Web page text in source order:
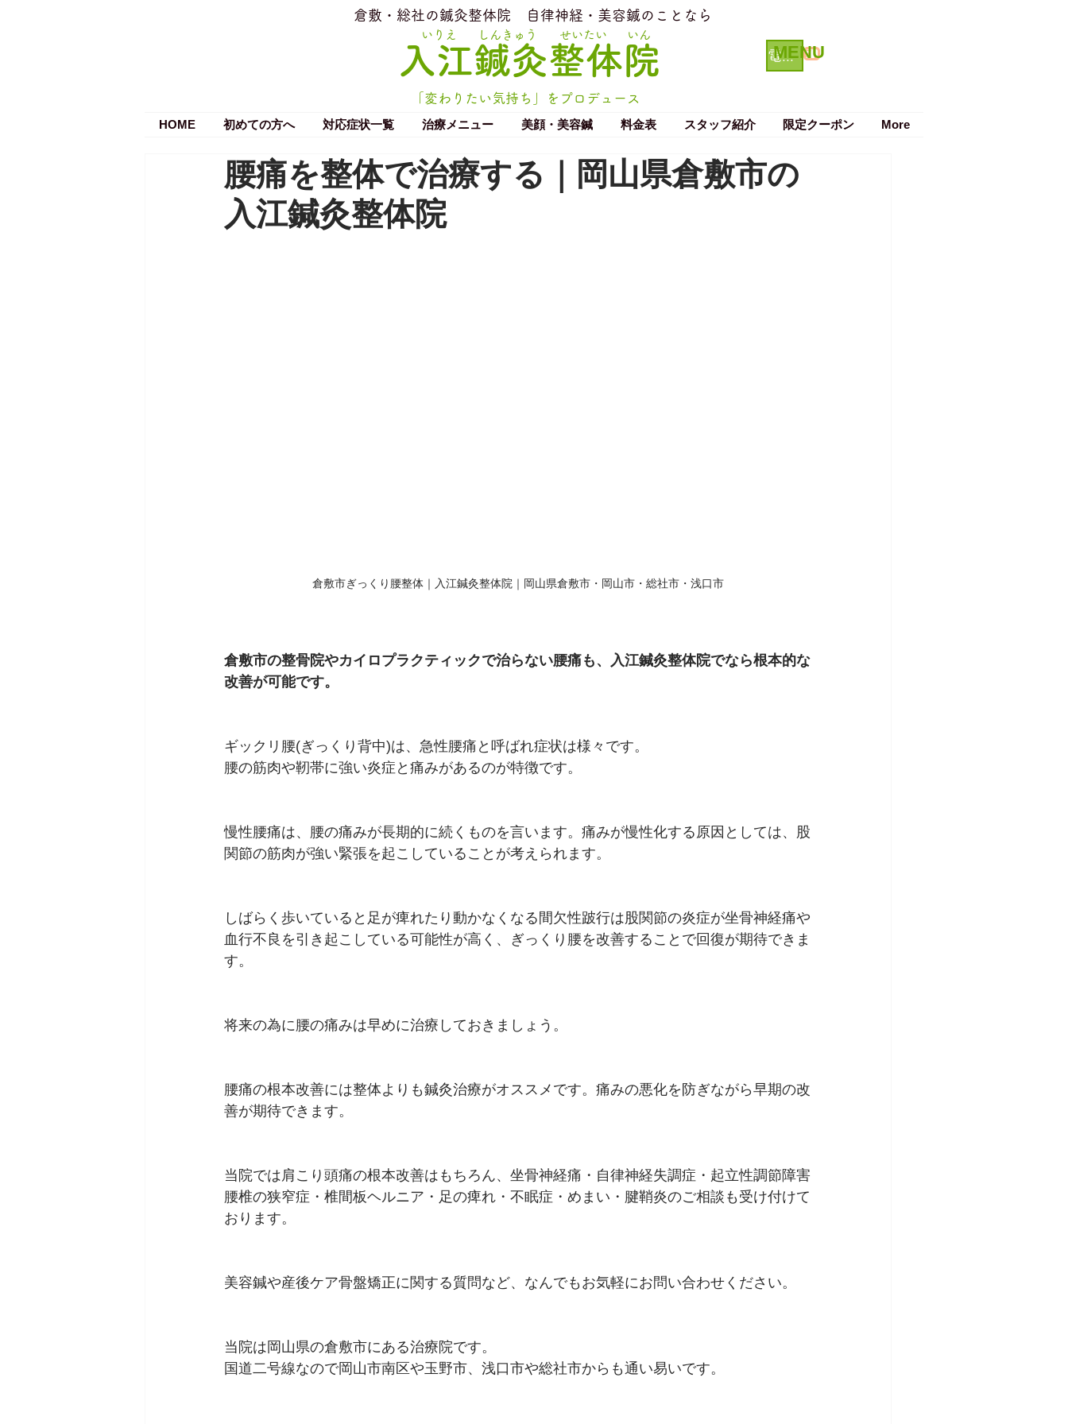
いりえ
​倉敷・総社の鍼灸整体院 ​自律神経・美容鍼のことなら
​入江鍼灸整体院
せいたい
しんきゅう いん
電話で予約する クーポン
MENU
「変わりたい気持ち」をプロデュース
HOME
初めての方へ 対応症状一覧 治療メニュー 美顔・美容鍼 料金表 スタッフ紹介 限定クーポン More
腰痛を整体で治療する｜岡山県倉敷市の
入江鍼灸整体院
倉敷市ぎっくり腰整体｜入江鍼灸整体院｜岡山県倉敷市・岡山市・総社市・浅口市
倉敷市の整骨院やカイロプラクティックで治らない腰痛も、入江鍼灸整体院でなら根本的な
改善が可能です。
ギックリ腰(ぎっくり背中)は、急性腰痛と呼ばれ症状は様々です。
腰の筋肉や靭帯に強い炎症と痛みがあるのが特徴です。
慢性腰痛は、腰の痛みが長期的に続くものを言います。痛みが慢性化する原因としては、股
関節の筋肉が強い緊張を起こしていることが考えられます。
しばらく歩いていると足が痺れたり動かなくなる間欠性跛行は股関節の炎症が坐骨神経痛や
血行不良を引き起こしている可能性が高く、ぎっくり腰を改善することで回復が期待できま
す。
将来の為に腰の痛みは早めに治療しておきましょう。
腰痛の根本改善には整体よりも鍼灸治療がオススメです。痛みの悪化を防ぎながら早期の改
善が期待できます。
当院では肩こり頭痛の根本改善はもちろん、坐骨神経痛・自律神経失調症・起立性調節障害
腰椎の狭窄症・椎間板ヘルニア・足の痺れ・不眠症・めまい・腱鞘炎のご相談も受け付けて
おります。
美容鍼や産後ケア骨盤矯正に関する質問など、なんでもお気軽にお問い合わせください。
当院は岡山県の倉敷市にある治療院です。
国道二号線なので岡山市南区や玉野市、浅口市や総社市からも通い易いです。